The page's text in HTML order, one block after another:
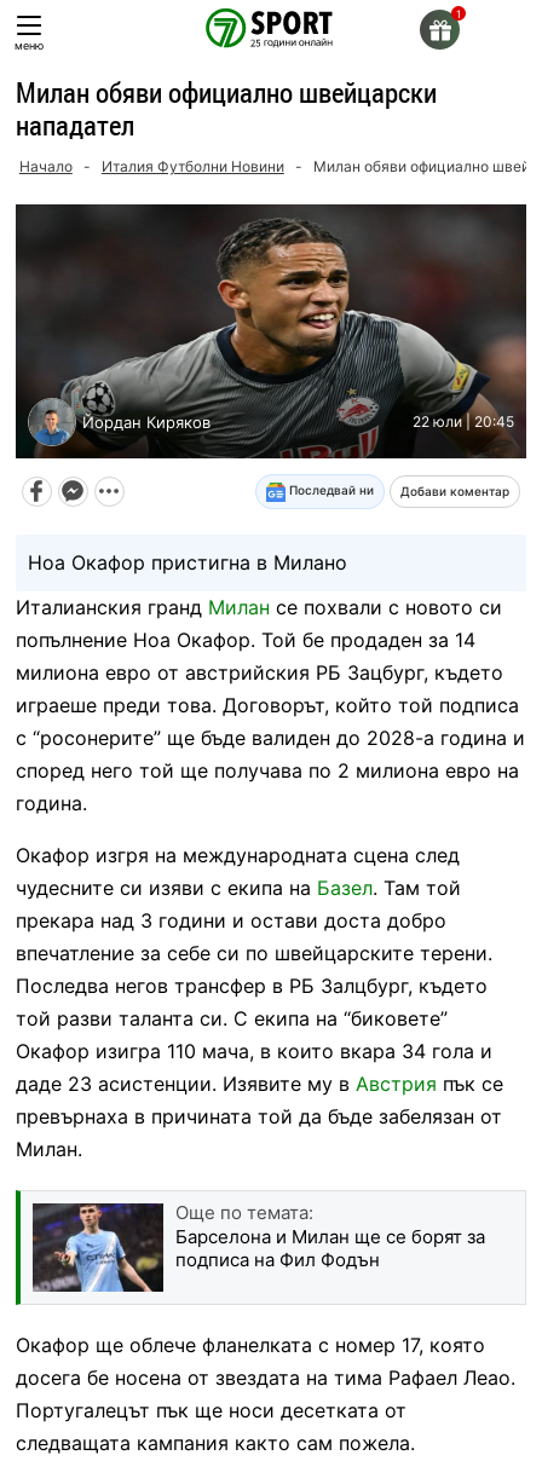
Skip
toменю
Милан обяви официално швейцарски
нападател
Начало - Италия Футболни Новини - Милан обяви официално
Йордан Киряков 22 юли | 20:45
Последвай ни Добави коментар
Ноа Окафор пристигна в Милано
Италианския гранд Милан се похвали с новото си
попълнение Ноа Окафор. Той бе продаден за 14
милиона евро от австрийския РБ Зацбург, където
играеше преди това. Договорът, който той подписа
с “росонерите” ще бъде валиден до 2028-а година и
според него той ще получава по 2 милиона евро на
година.
Окафор изгря на международната сцена след
чудесните си изяви с екипа на Базел. Там той
прекара над 3 години и остави доста добро
впечатление за себе си по швейцарските терени.
Последва негов трансфер в РБ Залцбург, където
той разви таланта си. С екипа на “биковете”
Окафор изигра 110 мача, в които вкара 34 гола и
даде 23 асистенции. Изявите му в Австрия пък се
превърнаха в причината той да бъде забелязан от
Милан.
Още по темата:
Барселона и Милан ще се борят за
подписа на Фил Фодън
Окафор ще облече фланелката с номер 17, която
досега бе носена от звездата на тима Рафаел Леао.
Португалецът пък ще носи десетката от
следващата кампания както сам пожела.